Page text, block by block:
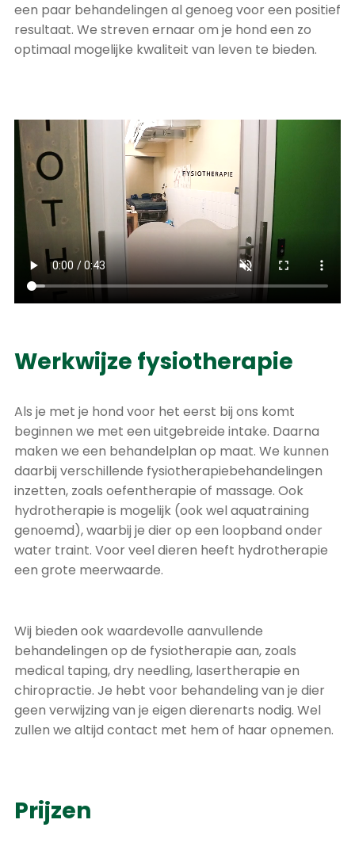
een paar behandelingen al genoeg voor een positief
resultaat. We streven ernaar om je hond een zo
optimaal mogelijke kwaliteit van leven te bieden.
Werkwijze fysiotherapie
Als je met je hond voor het eerst bij ons komt
beginnen we met een uitgebreide intake. Daarna
maken we een behandelplan op maat. We kunnen
daarbij verschillende fysiotherapiebehandelingen
inzetten, zoals oefentherapie of massage. Ook
hydrotherapie is mogelijk (ook wel aquatraining
genoemd), waarbij je dier op een loopband onder
water traint. Voor veel dieren heeft hydrotherapie
een grote meerwaarde.
Wij bieden ook waardevolle aanvullende
behandelingen op de fysiotherapie aan, zoals
medical taping, dry needling, lasertherapie en
chiropractie. Je hebt voor behandeling van je dier
geen verwijzing van je eigen dierenarts nodig. Wel
zullen we altijd contact met hem of haaropnemen.
Prijzen